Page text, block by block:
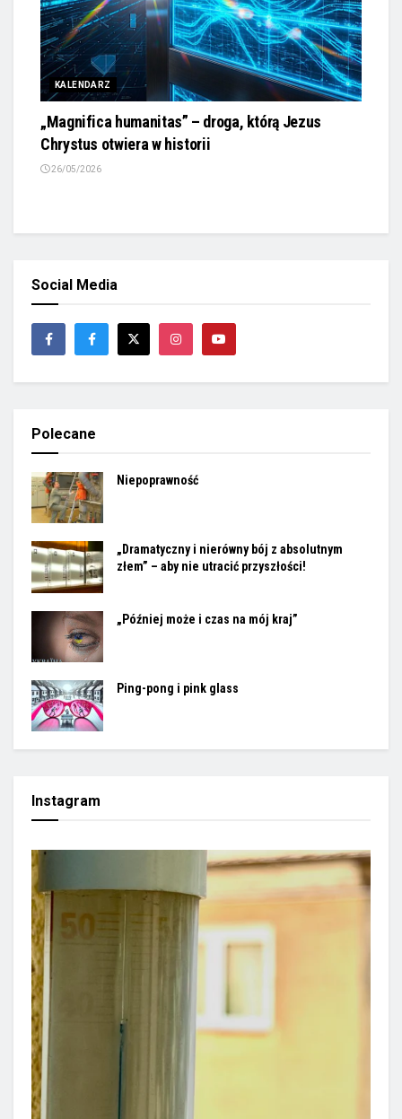
KALENDARZ
„Magnifica humanitas” – droga, którą Jezus
Chrystus otwiera w historii
26/05/2026
Social Media
Polecane
Niepoprawność
„Dramatyczny i nierówny bój z absolutnym
złem” – aby nie utracić przyszłości!
„Później może i czas na mój kraj”
Ping-pong i pink glass
Instagram